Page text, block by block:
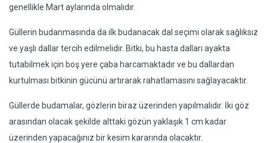
genellikle Mart aylarında olmalıdır.
Güllerin budanmasında da ilk budanacak dal seçimi olarak sağlıksız
ve yaşlı dallar tercih edilmelidir. Bitki, bu hasta dalları ayakta
tutabilmek için boş yere çaba harcamaktadır ve bu dallardan
kurtulması bitkinin gücünü artırarak rahatlamasını sağlayacaktır.
Güllerde budamalar, gözlerin biraz üzerinden yapılmalıdır. İki göz
arasından olacak şekilde alttaki gözün yaklaşık 1 cm kadar
üzerinden yapacağınız bir kesim kararında olacaktır.